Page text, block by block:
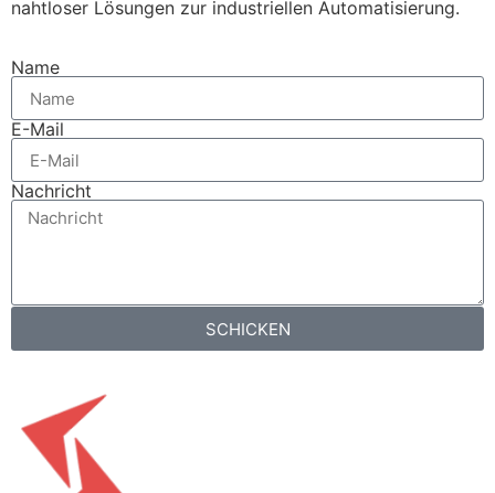
nahtloser Lösungen zur industriellen Automatisierung.
Name
E-Mail
Nachricht
SCHICKEN